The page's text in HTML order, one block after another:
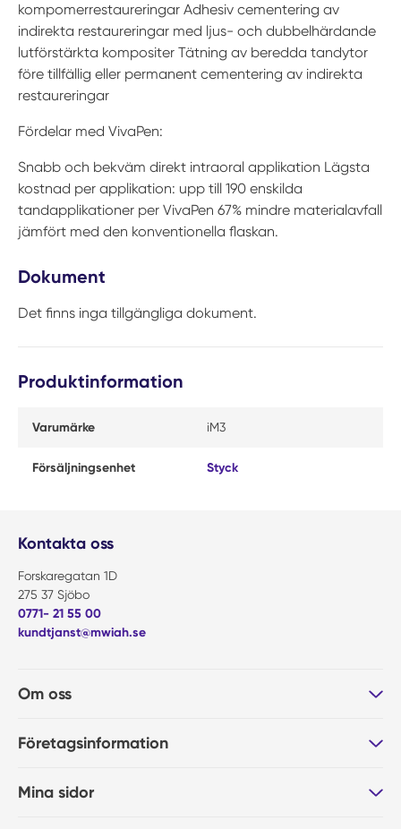
kompomerrestaureringar Adhesiv cementering av
indirekta restaureringar med ljus- och dubbelhärdande
lutförstärkta kompositer Tätning av beredda tandytor
före tillfällig eller permanent cementering av indirekta
restaureringar
Fördelar med VivaPen:
Snabb och bekväm direkt intraoral applikation Lägsta
kostnad per applikation: upp till 190 enskilda
tandapplikationer per VivaPen 67% mindre materialavfall
jämfört med den konventionella flaskan.
Dokument
Det finns inga tillgängliga dokument.
Produktinformation
Varumärke iM3
Försäljningsenhet Styck
Kontakta oss
Forskaregatan 1D
275 37 Sjöbo
0771- 21 55 00
kundtjanst@mwiah.se
Om oss
Företagsinformation
Mina sidor